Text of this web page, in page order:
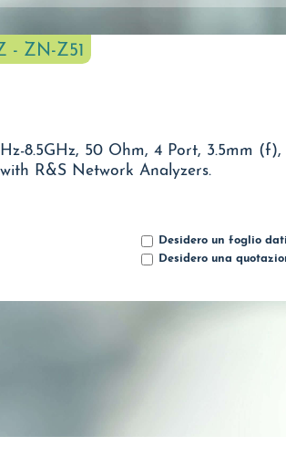
- ZN-Z51
8.5GHz, 50 Ohm, 4 Port, 3.5mm (f),
with R&S Network Analyzers.
Desidero un foglio
Desidero una